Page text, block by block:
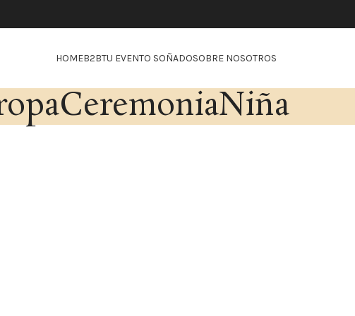
HOMEB2BTU EVENTO SOÑADOSOBRE NOSOTROS